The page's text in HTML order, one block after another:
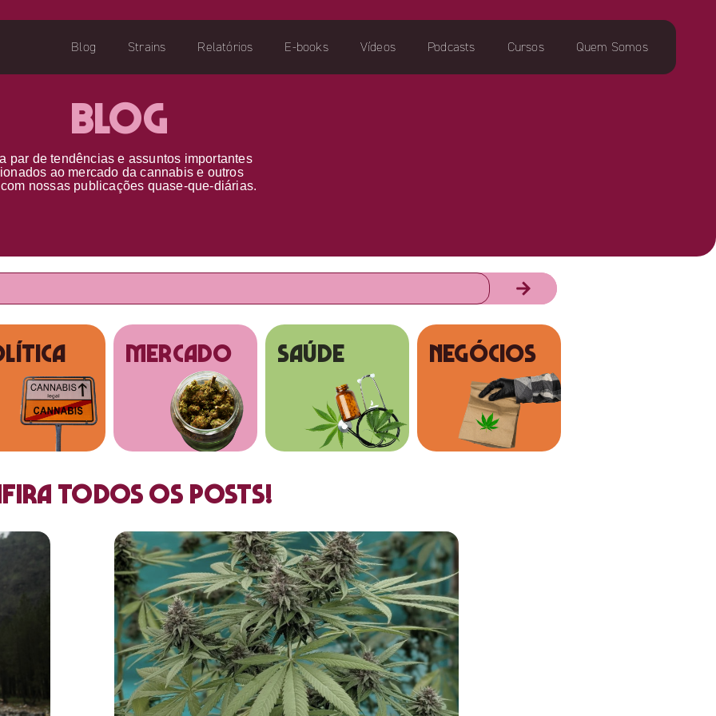
Blog Strains Relatórios E-books Vídeos Podcasts Cursos Quem Somos
Blog
par detendências e assuntos importantes
ao mercado da cannabis e outros
com nossas publicações quase-que-diárias.
MERCADO SAÚDE NEGÓCIOS
todos os posts!